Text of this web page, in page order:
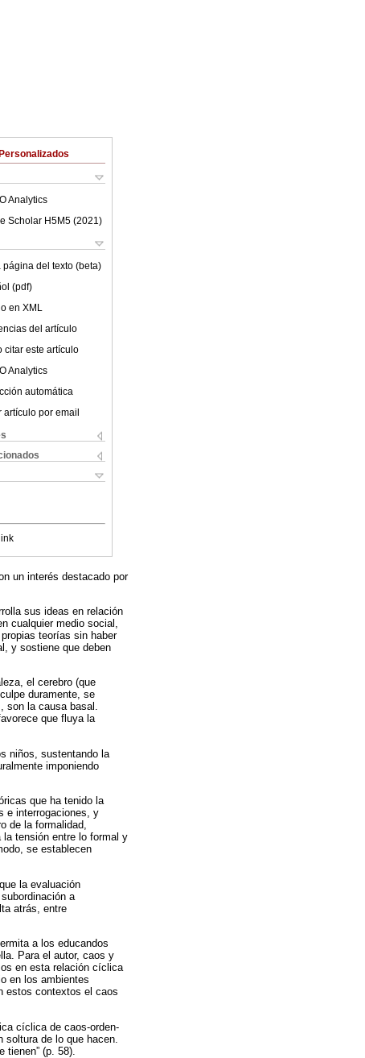
Analytics
Scholar H5M5 (2021 )
página del texto (beta)
(pdf)
en XML
del artículo
citar este artículo
Analytics
automática
artículo por email
un interés destacado por
sus ideas en relación
cualquier medio social,
teorías sin haber
y sostiene que deben
el cerebro (que
duramente, se
son la causa basal.
que fluya la
niños, sustentando la
imponiendo
que ha tenido la
e interrogaciones, y
de la formalidad,
la tensión entre lo formal y
se establecen
la evaluación
a
atrás, entre
a los educandos
Para el autor, caos y
en esta relación cíclica
en los ambientes
estos contextos el caos
cíclica de caos-orden-
de lo que hacen.
(p. 58).